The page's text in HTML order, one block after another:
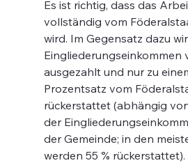
Es ist richtig, dass das
vollständig vom
wird. Im Gegensatz dazu
Eingliederungseinkommen
ausgezahlt und nur zu
Prozentsatz vom
rückerstattet (abhängig
der
der Gemeinde; in den
werden 55 % rückerstattet).